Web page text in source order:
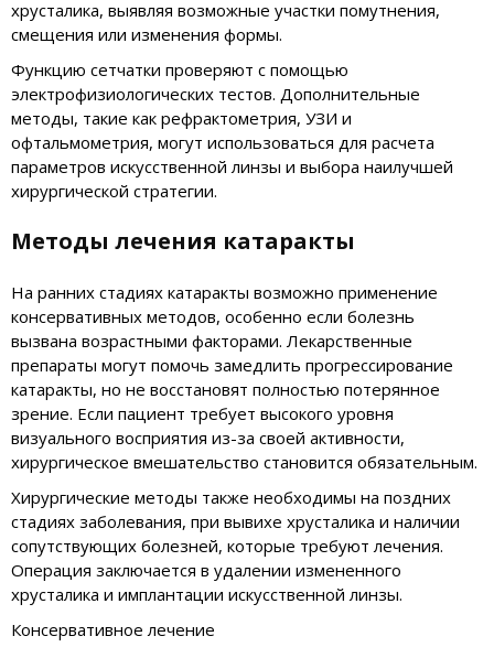
хрусталика, выявляя возможные участки помутнения,
смещения или изменения формы.
Функцию сетчатки проверяют с помощью
электрофизиологических тестов. Дополнительные
методы, такие как рефрактометрия, УЗИ и
офтальмометрия, могут использоваться для расчета
параметров искусственной линзы и выбора наилучшей
хирургической стратегии.
Методы лечения катаракты
На ранних стадиях катаракты возможно применение
консервативных методов, особенно если болезнь
вызвана возрастными факторами. Лекарственные
препараты могут помочь замедлить прогрессирование
катаракты, но не восстановят полностью потерянное
зрение. Если пациент требует высокого уровня
визуального восприятия из-за своей активности,
хирургическое вмешательство становится обязательным.
Хирургические методы также необходимы на поздних
стадиях заболевания, при вывихе хрусталика и наличии
сопутствующих болезней, которые требуют лечения.
Операция заключается в удалении измененного
хрусталика и имплантации искусственной линзы.
Консервативное лечение